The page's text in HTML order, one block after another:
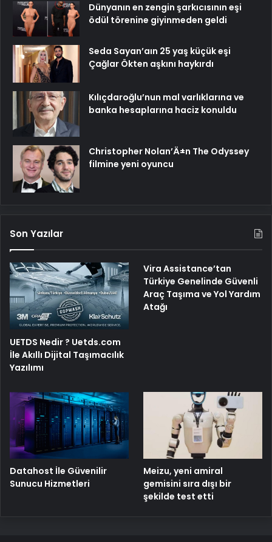
Dünyanın en zengin şarkıcısının eşi
ödül törenine giyinmeden geldi
Seda Sayan’aın 25 yaş küçük eşi
Çağlar Ökten aşkını haykırdı
Kılıçdaroğlu’nun mal varlıklarına ve
banka hesaplarına haciz konuldu
Christopher Nolan’Ä±n The Odyssey
filmine yeni oyuncu
Son Yazılar
UETDS Nedir ? Uetds.com
İle Akıllı Dijital Taşımacılık
Yazılımı
Vira Assistance’tan
Türkiye Genelinde Güvenli
Araç Taşıma ve Yol Yardım
Atağı
Datahost İle Güvenilir
Sunucu Hizmetleri
Meizu, yeni amiral
gemisini sıra dışı bir
şekilde test etti